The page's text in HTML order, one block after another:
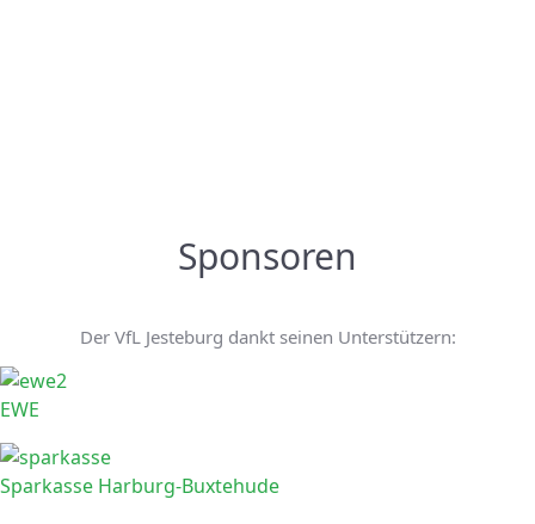
Sponsoren
Der VfL Jesteburg dankt seinen Unterstützern:
EWE
Sparkasse Harburg-Buxtehude